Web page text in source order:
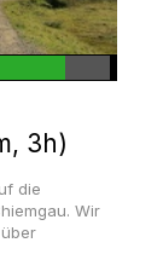
3h)
die
Wir